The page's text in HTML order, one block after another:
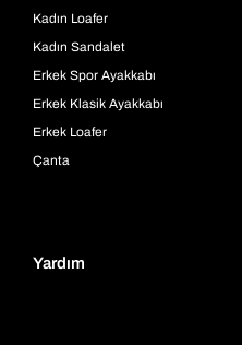
Kadın Loafer
Kadın Sandalet
Erkek Spor Ayakkabı
Erkek Klasik Ayakkabı
Erkek Loafer
Çanta
Yardım